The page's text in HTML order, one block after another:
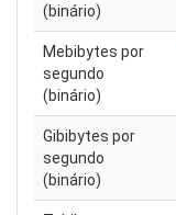
(binário)
Mebibytes por
segundo
(binário)
Gibibytes por
segundo
(binário)